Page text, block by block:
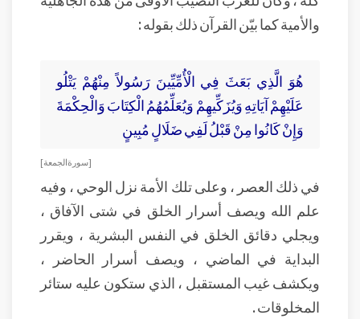
والأمية كما بيّن القرآن ذلك بقوله :
هُوَ الَّذِي بَعَثَ فِي الْأُمِّيِّينَ رَسُولاً مِنْهُمْ يَتْلُو
عَلَيْهِمْ آيَاتِهِ وَيُزَكِّيهِمْ وَيُعَلِّمُهُمُ الْكِتَابَ وَالْحِكْمَةَ
وَإِنْ كَانُوا مِنْ قَبْلُ لَفِي ضَلَالٍ مُبِينٍ
[ سورة الجمعة ]
في ذلك العصر ، وعلى تلك الأمة نزل الوحي ، وفيه
علم الله ويصف أسرار الخلق في شتى الآفاق ،
ويجلي دقائق الخلق في النفس البشرية ، ويقرر
البداية في الماضي ، ويصف أسرار الحاضر ،
ويكشف غيب المستقبل ، الذي ستكون عليه ستائر
المخلوقات .